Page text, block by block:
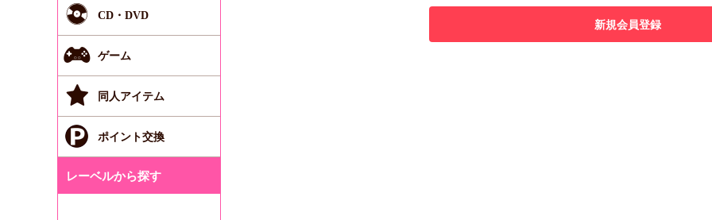
CD・DVD
ゲーム
同人アイテム
ポイント交換
レーベルから探す
新規会員登録